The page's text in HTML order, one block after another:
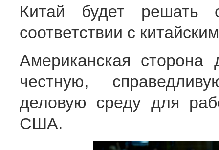
Китай будет решать
соответствии с
Американская сторона
честную,
деловую среду для
США.